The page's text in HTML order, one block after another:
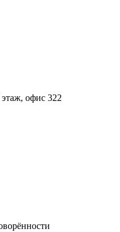
офис 322